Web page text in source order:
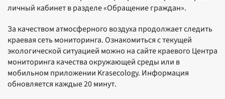
личный кабинет в разделе «Обращение граждан».
За качеством атмосферного воздуха продолжает следить
краевая сеть мониторинга. Ознакомиться с текущей
экологической ситуацией можно на сайте краевого Центра
мониторинга качества окружающей среды или в
мобильном приложении Krasecology. Информация
обновляется каждые 20 минут.